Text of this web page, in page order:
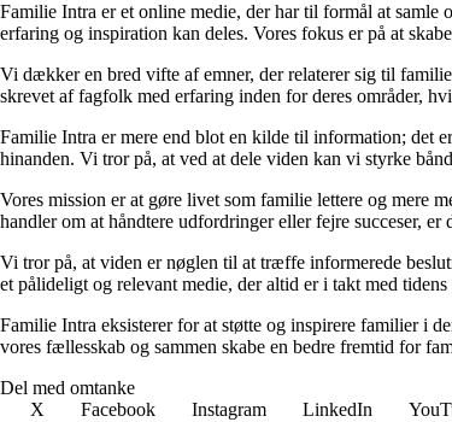
Familie Intra er et online medie, der har til formål at
erfaring og inspiration kan deles. Vores fokus er på at
Vi dækker en bred vifte af emner, der relaterer sig til
skrevet af fagfolk med erfaring inden for deres områder,
Familie Intra er mere end blot en kilde til information; det
hinanden. Vi tror på, at ved at dele viden kan vi styrke
Vores mission er at gøre livet som familie lettere og mere
handler om at håndtere udfordringer eller fejre succeser,
Vi tror på, at viden er nøglen til at træffe informerede
et pålideligt og relevant medie, der altid er i takt med tidens
Familie Intra eksisterer for at støtte og inspirere familier i
vores fællesskab og sammen skabe en bedre fremtid for
Del med omtanke
X
Facebook Instagram LinkedIn